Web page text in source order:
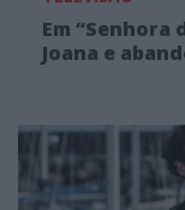
Em “Senhora
Joana e